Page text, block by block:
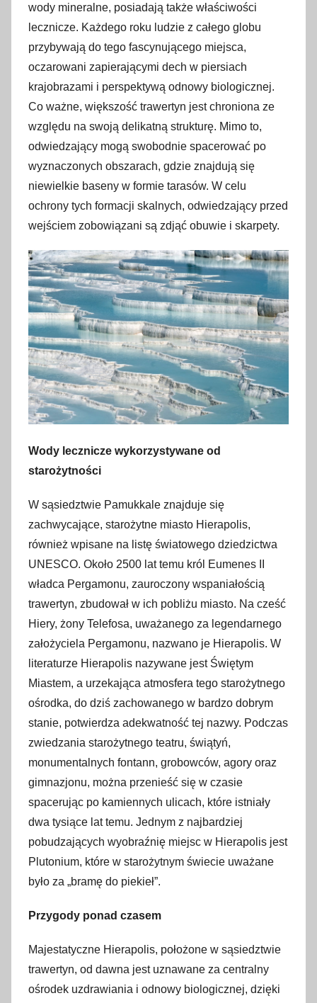
wody mineralne, posiadają także właściwości
lecznicze. Każdego roku ludzie z całego globu
przybywają do tego fascynującego miejsca,
oczarowani zapierającymi dech w piersiach
krajobrazami i perspektywą odnowy biologicznej.
Co ważne, większość trawertyn jest chroniona ze
względu na swoją delikatną strukturę. Mimo to,
odwiedzający mogą swobodnie spacerować po
wyznaczonych obszarach, gdzie znajdują się
niewielkie baseny w formie tarasów. W celu
ochrony tych formacji skalnych, odwiedzający przed
wejściem zobowiązani są zdjąć obuwie i skarpety.
Wody lecznicze wykorzystywane od
starożytności
W sąsiedztwie Pamukkale znajduje się
zachwycające, starożytne miasto Hierapolis,
również wpisane na listę światowego dziedzictwa
UNESCO. Około 2500 lat temu król Eumenes II
władca Pergamonu, zauroczony wspaniałością
trawertyn, zbudował w ich pobliżu miasto. Na cześć
Hiery, żony Telefosa, uważanego za legendarnego
założyciela Pergamonu, nazwano je Hierapolis. W
literaturze Hierapolis nazywane jest Świętym
Miastem, a urzekająca atmosfera tego starożytnego
ośrodka, do dziś zachowanego w bardzo dobrym
stanie, potwierdza adekwatność tej nazwy. Podczas
zwiedzania starożytnego teatru, świątyń,
monumentalnych fontann, grobowców, agory oraz
gimnazjonu, można przenieść się w czasie
spacerując po kamiennych ulicach, które istniały
dwa tysiące lat temu. Jednym z najbardziej
pobudzających wyobraźnię miejsc w Hierapolis jest
Plutonium, które w starożytnym świecie uważane
było za „bramę do piekieł”.
Przygody ponad czasem
Majestatyczne Hierapolis, położone w sąsiedztwie
trawertyn, od dawna jest uznawane za centralny
ośrodek uzdrawiania i odnowy biologicznej, dzięki